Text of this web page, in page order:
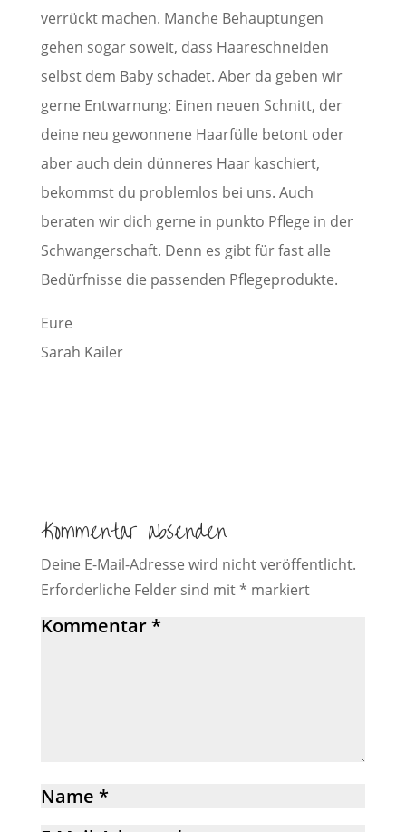
verrückt machen. Manche Behauptungen
gehen sogar soweit, dass Haareschneiden
selbst dem Baby schadet. Aber da geben wir
gerne Entwarnung: Einen neuen Schnitt, der
deine neu gewonnene Haarfülle betont oder
aber auch dein dünneres Haar kaschiert,
bekommst du problemlos bei uns. Auch
beraten wir dich gerne in punkto Pflege in der
Schwangerschaft. Denn es gibt für fast alle
Bedürfnisse die passenden Pflegeprodukte.
Eure
Sarah Kailer
Kommentar absenden
Deine E-Mail-Adresse wird nicht veröffentlicht.
Erforderliche Felder sind mit* markiert